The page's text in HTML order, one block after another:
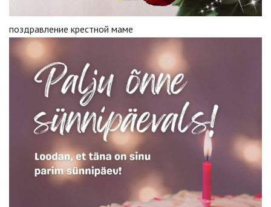
поздравление крестной маме